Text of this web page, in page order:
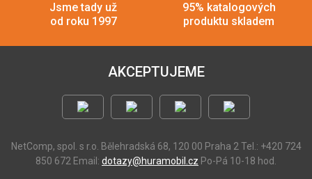
Jsme tady už
od roku 1997
95% katalogových
produktu skladem
AKCEPTUJEME
NetComp, spol. s r.o. Bělehradská 68, 120 00 Praha 2 Tel.: +420 724
850 672 Email: dotazy@huramobil.cz Po-Pá 10-18 hod.